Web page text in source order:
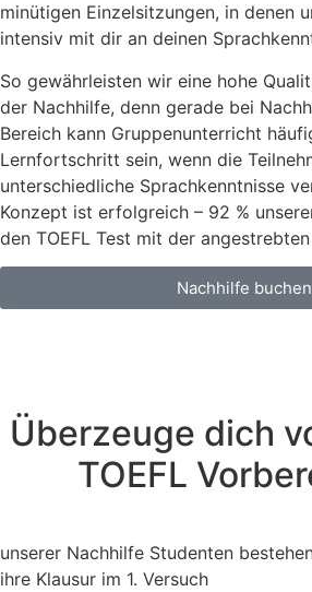
minütigen Einzelsitzungen, in denen
intensiv mit dir an deinen
So gewährleisten wir eine hohe
der Nachhilfe, denn gerade bei
Bereich kann Gruppenunterricht
Lernfortschritt sein, wenn die
unterschiedliche Sprachkenntnisse
Konzept ist erfolgreich – 92 %
den TOEFL Test mit der
Nachhilfe buchen
Überzeuge dich
TOEFL
unserer Nachhilfe Studenten
ihre Klausur im 1. Versuch